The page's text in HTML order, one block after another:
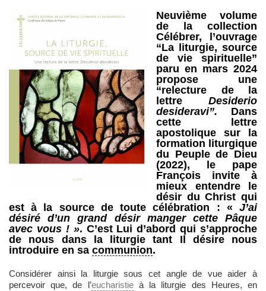
Neuvième volume
de la collection
Célébrer, l’ouvrage
“La liturgie, source
de vie spirituelle”
paru en mars 2024
propose une
“relecture de la
lettre Desiderio
desideravi”. Dans
cette lettre
apostolique sur la
formation liturgique
du Peuple de Dieu
(2022), le pape
François invite à
mieux entendre le
désir du Christ qui
est à la source de toute célébration : « J’ai
désiré d’un grand désir manger cette Pâque
avec vous ! ». C’est Lui d’abord qui s’approche
de nous dans la liturgie tant Il désire nous
introduire en sa communion.
Considérer ainsi la liturgie sous cet angle de vue aider à
percevoir que, de l’eucharistieà la liturgie des Heures, en